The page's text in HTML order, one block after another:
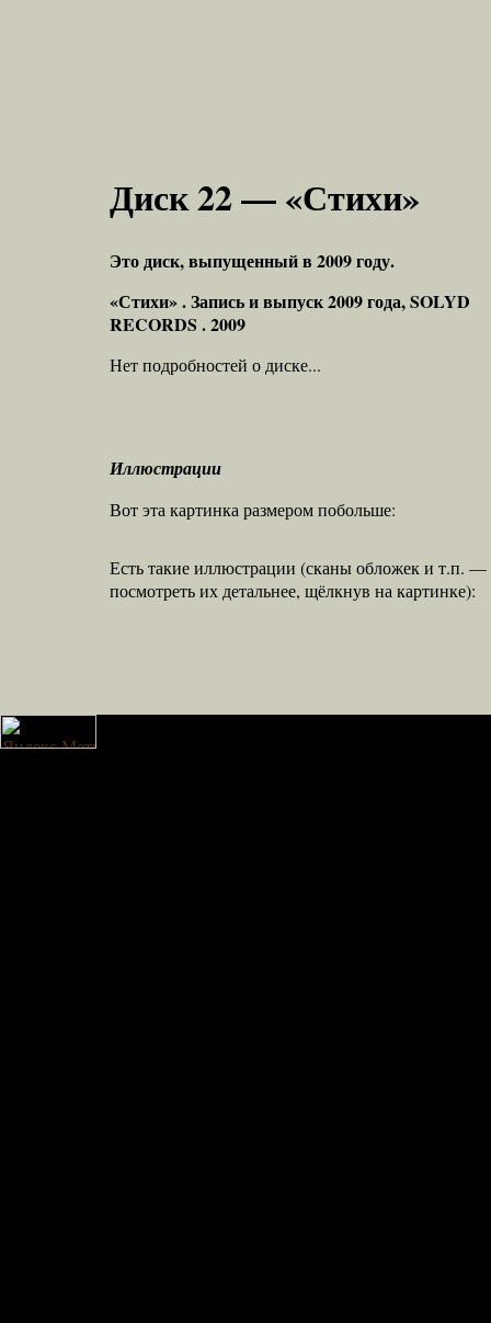
Диск 22 — «Стихи»
Это диск, выпущенный в 2009 году.
«Стихи» . Запись и выпуск 2009 года, SOLYD
RECORDS . 2009
Нет подробностей о диске...
Иллюстрации
Вот эта картинка размером побольше:
Есть такие иллюстрации (сканы обложек и т.п.
посмотреть их детальнее, щёлкнув на картинке):